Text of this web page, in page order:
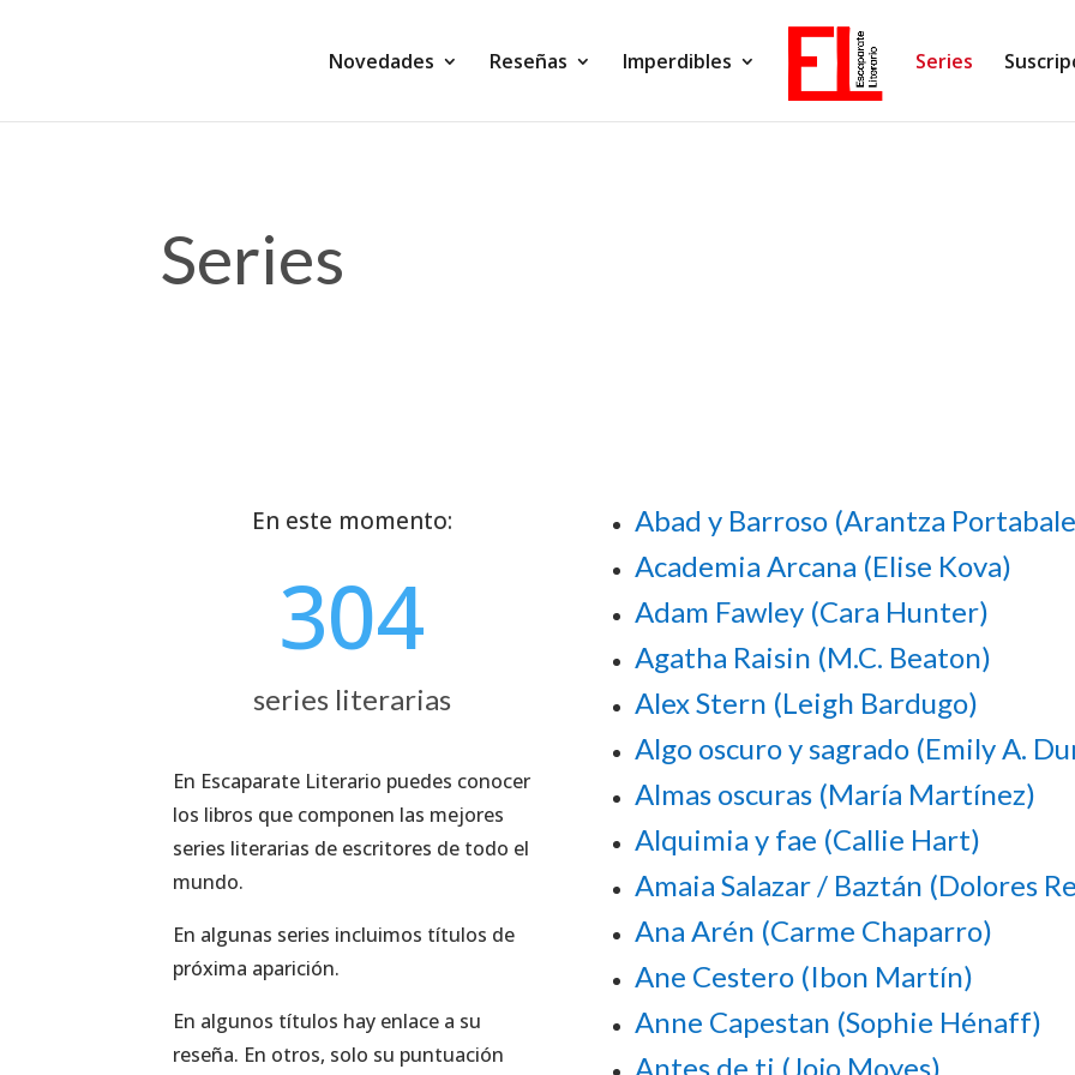
Novedades Reseñas Imperdibles Series
Series
En este momento:
304
series literarias
En Escaparate Literario puedes conocer
los libros que componen las mejores
series literarias de escritores de todo el
mundo.
En algunas series incluimos títulos de
próxima aparición.
En algunos títulos hay enlace a su
reseña. En otros, solo su puntuación
Abad y Barroso (Arantza
Academia Arcana (Elise Kova)
Adam Fawley (Cara Hunter)
Agatha Raisin (M.C. Beaton)
Alex Stern (Leigh Bardugo)
Algo oscuro y sagrado (Emily A.
Almas oscuras (María Martínez)
Alquimia y fae (Callie Hart)
Amaia Salazar / Baztán (Dolores
Ana Arén (Carme Chaparro)
Ane Cestero (Ibon Martín)
Anne Capestan (Sophie Hénaff)
Antes de ti (Jojo Moyes)